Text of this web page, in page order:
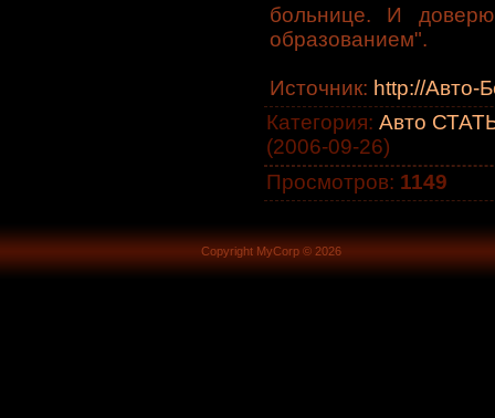
больнице. И
обрaзовaнием".
Источник: http://Авто-
Категория: Авто
(2006-09-26)
Просмотров: 1149
Copyright MyCorp © 2026